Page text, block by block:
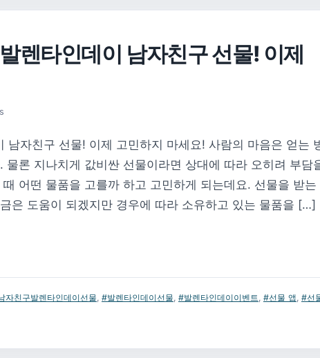
렌타인데이 남자친구 선물! 이제
남자친구 선물! 이제 고민하지 마세요! 사람의 마음은 얻는
물론 지나치게 값비싼 선물이라면 상대에 따라 오히려 부담
어떤 물품을 고를까 하고 고민하게 되는데요. 선물을 받는
은 도움이 되겠지만 경우에 따라 소유하고 있는 물품을 […]
자친구발렌타인데이선물, #발렌타인데이선물, #발렌타인데이이벤트, #선물 앱, #선